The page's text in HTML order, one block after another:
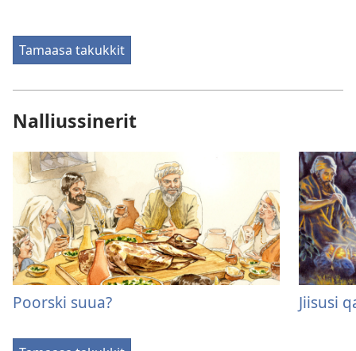
Tamaasa takukkit
Nalliussinerit
Poorski suua? Jiisusi